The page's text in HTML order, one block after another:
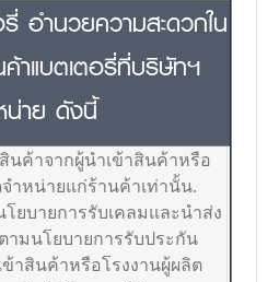
อำนวยความสะดวกใน
าแบตเตอรี่ที่บริษัทฯ
น่าย ดังนี้
นค้าจากผู้นำเข้าสินค้าหรือ
ำหน่ายแก่ร้านค้าเท่านั้น.
ยบายการรับเคลมและนำส่ง
ามนโยบายการรับประกัน
าสินค้าหรือโรงงานผู้ผลิต